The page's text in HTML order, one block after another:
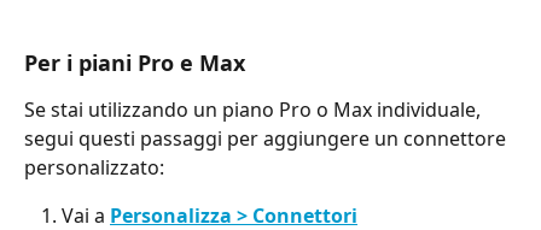
Per i piani Pro e Max
Se stai utilizzando un piano Pro o Max individuale,
segui questi passaggi per aggiungere un connettore
personalizzato:
Vai a Personalizza > Connettori